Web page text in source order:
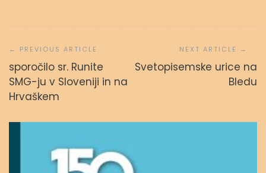
prispevka
sporočilo sr. Runite
SMG-ju v Sloveniji in na
Hrvaškem
Svetopisemske urice na
Bledu